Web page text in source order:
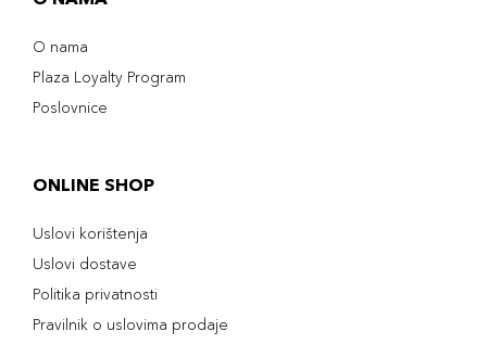
O nama
Plaza Loyalty Program
Poslovnice
ONLINE SHOP
Uslovi korištenja
Uslovi dostave
Politika privatnosti
Pravilnik o uslovima prodaje